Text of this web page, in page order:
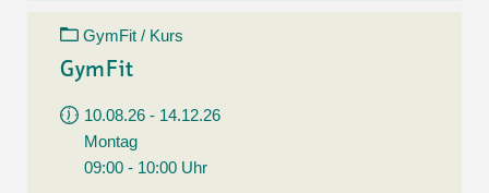
GymFit / Kurs
GymFit
10.08.26 - 14.12.26
Montag
09:00 - 10:00 Uhr